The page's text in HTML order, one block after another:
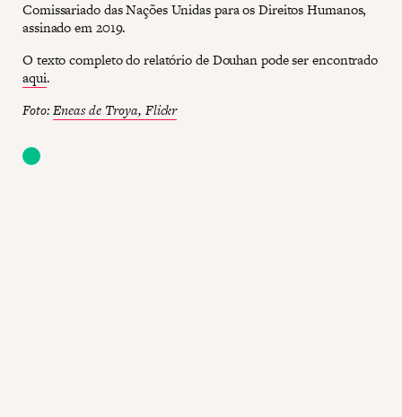
Comissariado das Nações Unidas para os Direitos Humanos,
assinado em 2019.
O texto completo do relatório de Douhan pode ser encontrado
aqui.
Foto:Eneas de Troya, Flickr